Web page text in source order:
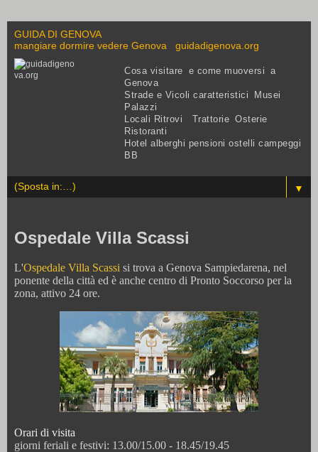
GUIDA DI GENOVA
mangiare dormire vedere Genova guidadigenova.org
Cosa visitare e come muoversi a
Genova
Strade e Vicoli caratteristici Musei
Palazzi
Locali Ritrovi Trattorie Osterie
Ristoranti
Hotel alberghi pensioni ostelli campeggi
BB
▼
Ospedale Villa Scassi
L'Ospedale Villa Scassi si trova a Genova Sampiedarena, nel
ponente della città ed è anche centro di Pronto Soccorso per la
zona, attivo 24 ore.
Orari di visita
giorni feriali e festivi: 13.00/15.00 - 18.45/19.45